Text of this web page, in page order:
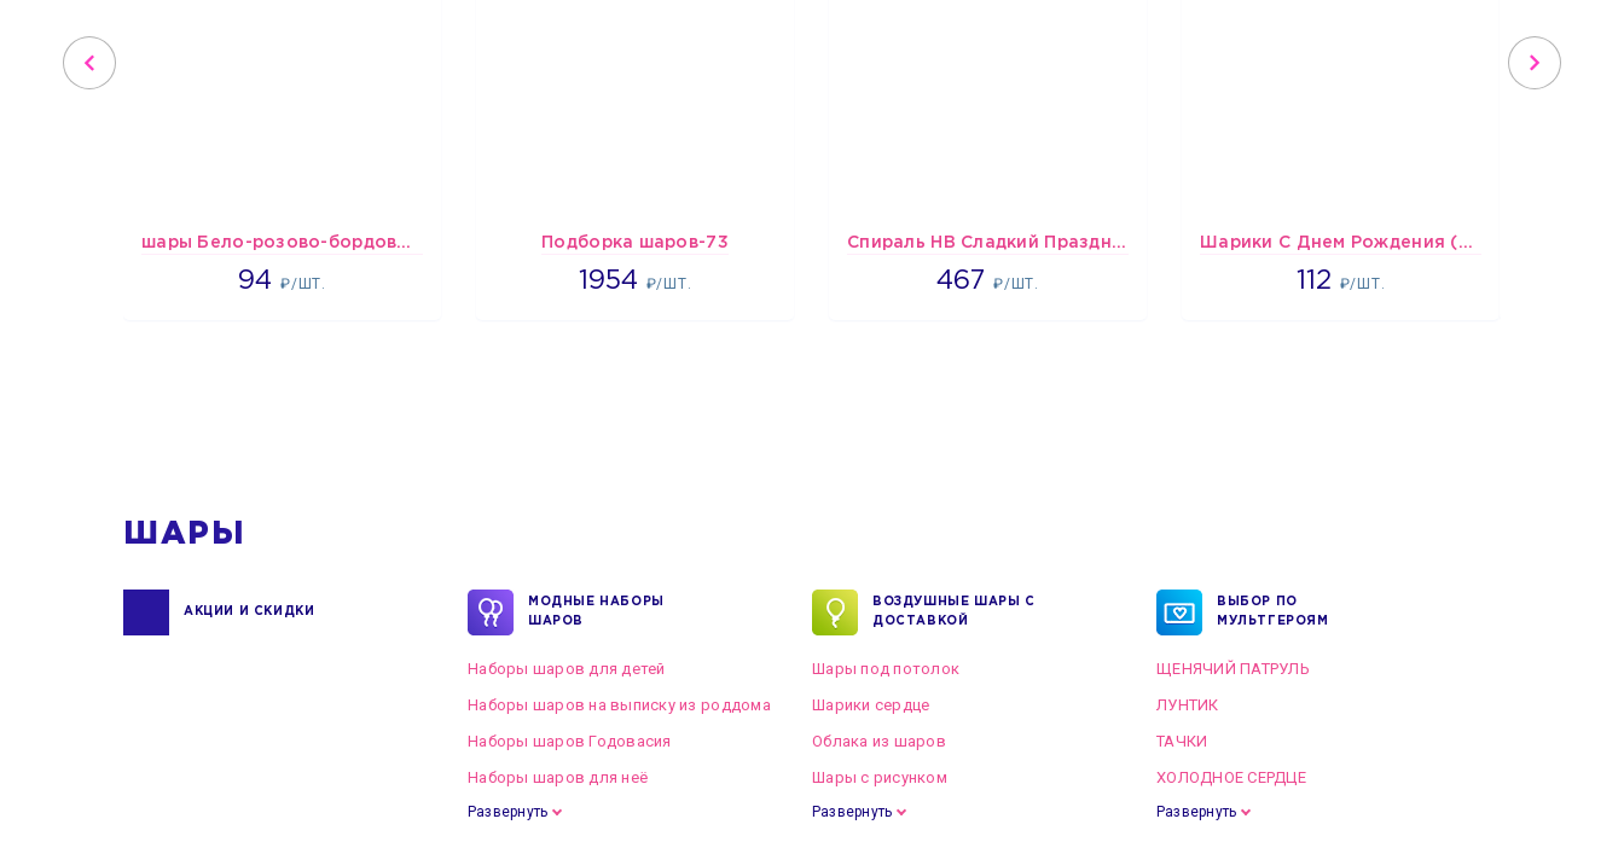
шары Бело-розово-бордовые металлик
94₽/ШТ.
1697 Подборка шаров-73
1954 ₽/ШТ.
1954 Спираль HB Сладкий Праздник, 12 шт.
467₽/ШТ.
467 Шарики С Днем Рождения (мишки и тортики)
112 ₽/ШТ.
1718
ШАРЫ
АКЦИИ И СКИДКИ
МОДНЫЕ НАБОРЫ
ШАРОВ
Наборы шаров для детей
Наборы шаров на выписку из роддома
Наборы шаров Годовасия
Наборы шаров для неё
Развернуть
ВОЗДУШНЫЕ ШАРЫ С
ДОСТАВКОЙ
Шары под потолок
Шарики сердце
Облака из шаров
Шары с рисунком
Развернуть
ВЫБОР ПО
МУЛЬТГЕРОЯМ
ЩЕНЯЧИЙ ПАТРУЛЬ
ЛУНТИК
ТАЧКИ
ХОЛОДНОЕ СЕРДЦЕ
Развернуть